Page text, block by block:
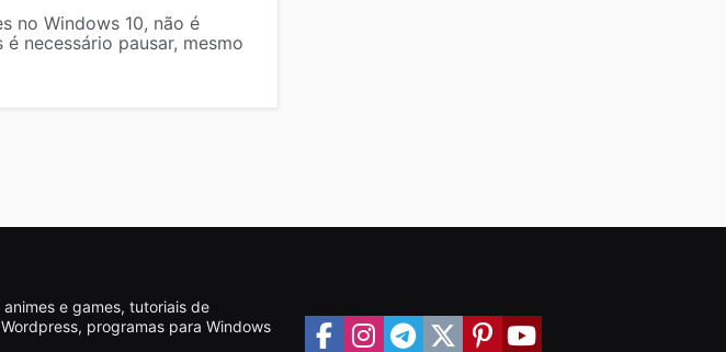
no Windows 10, não é
necessário pausar, mesmo
e games, tutoriais de
programas para Windows